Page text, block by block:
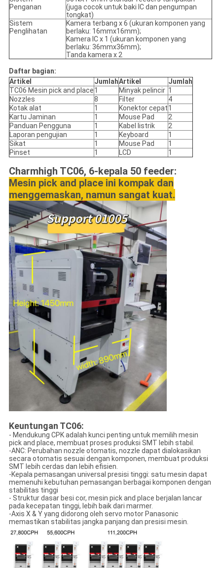
Penganan
(juga cocok untuk baki IC dan pengumpan
tongkat)
Sistem
Penglihatan
Kamera terbang x 6 (ukuran komponen yang
berlaku: 16mmx16mm);
Kamera IC x 1 (ukuran komponen yang
berlaku: 36mmx36mm);
Tanda kamera x 2
Daftar bagian:
Artikel
JumlahArtikel
Jumlah
TC06 Mesin pick and place1 Minyak pelincir 1
Nozzles
8 Filter
4
Kotak alat
1 Konektor cepat1
Kartu Jaminan
1 Mouse Pad
2
Panduan Pengguna
1 Kabel listrik
2
Laporan pengujian
1 Keyboard
1
Sikat
1 Mouse Pad
1
Pinset
1 LCD 1
Charmhigh TC06, 6-kepala 50 feeder:
Mesin pick and place ini kompak dan
menggemaskan, namun sangat kuat.
Keuntungan TC06:
- Mendukung CPK adalah kunci penting untuk memilih mesin
pick and place, membuat proses produksi SMT lebih stabil.
-ANC: Perubahan nozzle otomatis, nozzle dapat dialokasikan
secara otomatis sesuai dengan komponen, membuat produksi
SMT lebih cerdas dan lebih efisien.
-Kepala pemasangan universal presisi tinggi: satu mesin dapat
memenuhi kebutuhan pemasangan berbagai komponen dengan
stabilitas tinggi
- Struktur dasar besi cor, mesin pick and place berjalan lancar
pada kecepatan tinggi, lebih baik dari marmer.
-Axis X & Y yang didorong oleh servo motor Panasonic
memastikan stabilitas jangka panjang dan presisi mesin.